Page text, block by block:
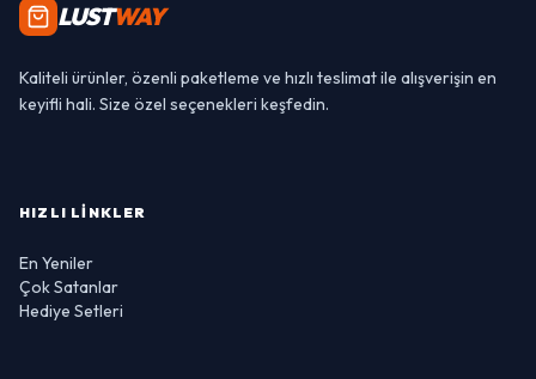
LUSTWAY
Kaliteli ürünler, özenli paketleme ve hızlı teslimat ile alışverişin en
keyifli hali. Size özel seçenekleri keşfedin.
HIZLI LINKLER
En Yeniler
Çok Satanlar
Hediye Setleri